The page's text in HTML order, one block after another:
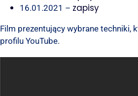
16.01.2021 – zapisy
Film prezentujący wybrane techniki,
profilu YouTube.